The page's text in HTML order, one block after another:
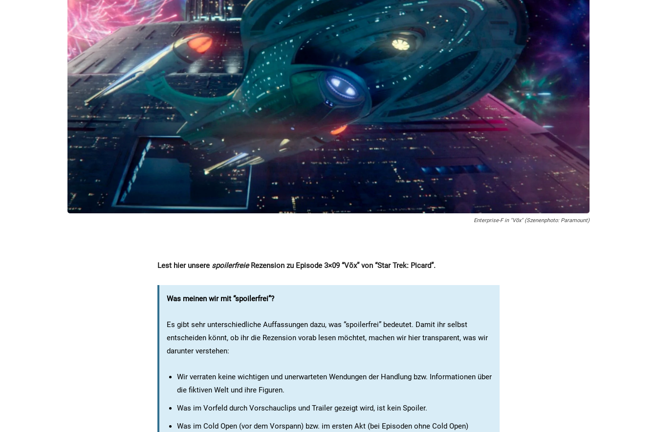
Enterprise-F in "Võx" (Szenenphoto: Paramount)
Lest hier unsere spoilerfreieRezension zu Episode 3×09 “Võx” von “Star Trek: Picard”.
Was meinen wir mit “spoilerfrei”?
Es gibt sehr unterschiedliche Auffassungen dazu, was “spoilerfrei” bedeutet. Damit ihr selbst
entscheiden könnt, ob ihr die Rezension vorab lesen möchtet, machen wir hier transparent, was wir
darunter verstehen:
Wir verraten keine wichtigen und unerwarteten Wendungen der Handlung bzw. Informationen über
die fiktiven Welt und ihre Figuren.
Was im Vorfeld durch Vorschauclips und Trailer gezeigt wird, ist kein Spoiler.
Was im Cold Open (vor dem Vorspann) bzw. im ersten Akt (bei Episoden ohne Cold Open)